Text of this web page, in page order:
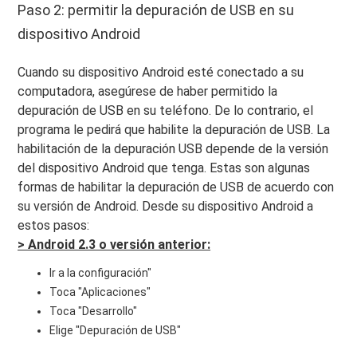
Paso 2: permitir la depuración de USB en su
dispositivo Android
Cuando su dispositivo Android esté conectado a su
computadora, asegúrese de haber permitido la
depuración de USB en su teléfono. De lo contrario, el
programa le pedirá que habilite la depuración de USB. La
habilitación de la depuración USB depende de la versión
del dispositivo Android que tenga. Estas son algunas
formas de habilitar la depuración de USB de acuerdo con
su versión de Android. Desde su dispositivo Android a
estos pasos:
> Android 2.3 o versión anterior:
Ir a la configuración"
Toca "Aplicaciones"
Toca "Desarrollo"
Elige "Depuración de USB"